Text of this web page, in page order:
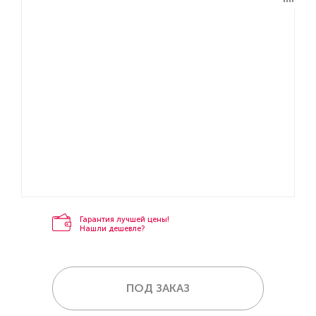
Гарантия лучшей цены!
Нашли дешевле?
ПОД ЗАКАЗ